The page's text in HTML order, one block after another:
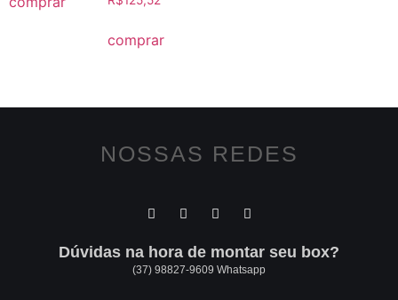
comprar
NOSSAS REDES
Dúvidas na hora de montar seu box?
(37) 98827-9609 Whatsapp